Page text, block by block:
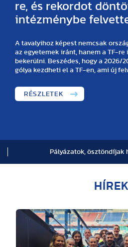
re, és rekordot
intézménybe
A tavalyihoz képest nemcsak
az egyetemek iránt, hanem a TF-re
bekerülni. Beszédes, hogy a 2026/
gólya kezdheti el a TF-en, ami új
RÉSZLETEK
Pályázatok, ösztöndíjak
HÍREK